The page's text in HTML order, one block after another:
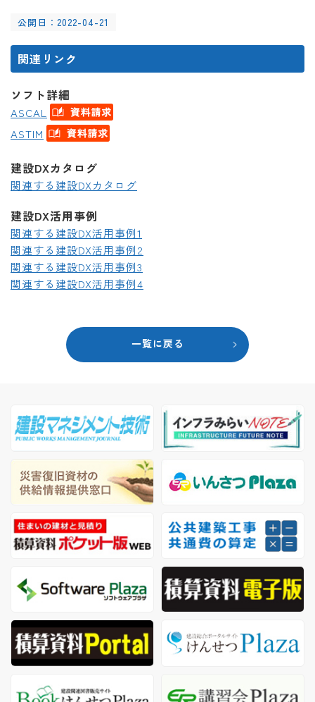
公開日：2022-04-21
関連リンク
ソフト詳細
ASCAL
ASTIM
建設DXカタログ
関連する建設DXカタログ
建設DX活用事例
関連する建設DX活用事例1
関連する建設DX活用事例2
関連する建設DX活用事例3
関連する建設DX活用事例4
一覧に戻る